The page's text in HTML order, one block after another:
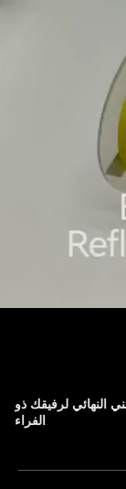
النهائي لرفيقك ذو
الفراء